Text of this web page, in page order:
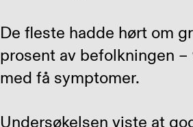
De fleste hadde hørt om
prosent av befolkningen
med få symptomer.
Undersøkelsen viste at